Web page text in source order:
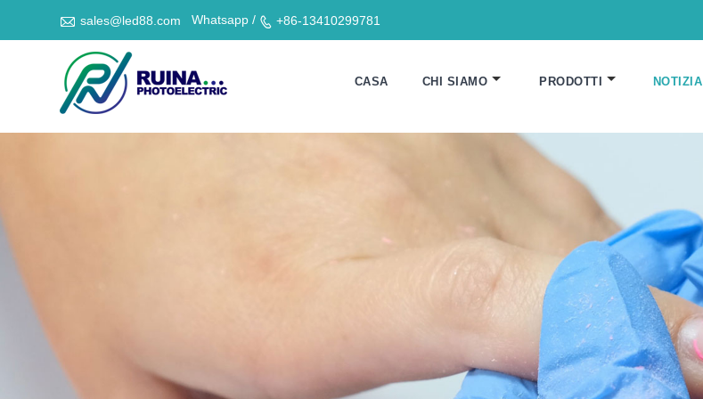
 sales@led88.com Whatsapp /  +86-13410299781
CASA CHI SIAMO PRODOTTI NOTIZIA